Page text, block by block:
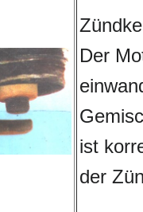
Der
ist
der